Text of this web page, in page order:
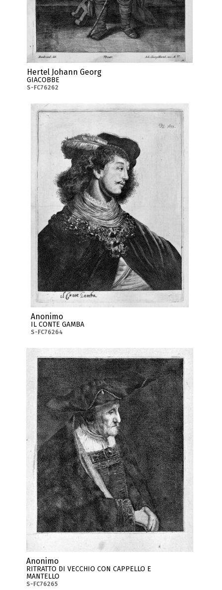
Hertel Johann Georg
GIACOBBE
S-FC76262
Anonimo
IL CONTE GAMBA
S-FC76264
Anonimo
RITRATTO DI VECCHIO CON CAPPELLO E
MANTELLO
S-FC76265